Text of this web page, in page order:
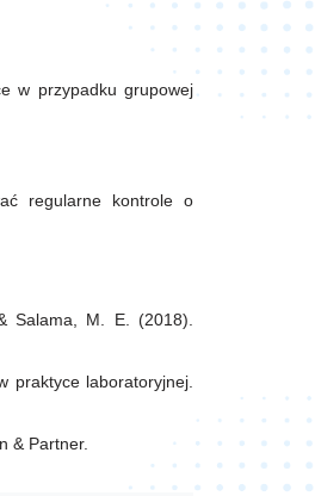
w przypadku grupowej
regularne kontrole o
Salama, M. E. (2018).
praktyce laboratoryjnej.
& Partner.